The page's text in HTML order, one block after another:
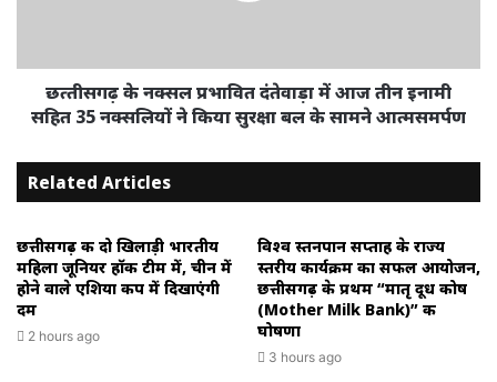
छत्‍तीसगढ़ के नक्‍सल प्रभावित दंतेवाड़ा में आज तीन इनामी
सहित 35 नक्‍सलियों ने किया सुरक्षा बल के सामने आत्‍मसमर्पण
Related Articles
छत्तीसगढ़ की दो खिलाड़ी भारतीय
महिला जूनियर हॉकी टीम में, चीन में
होने वाले एशिया कप में दिखाएंगी
दम
2 hours ago
विश्व स्तनपान सप्ताह के राज्य
स्तरीय कार्यक्रम का सफल आयोजन,
छत्तीसगढ़ के प्रथम “मातृ दूध कोष
(Mother Milk Bank)” की
घोषणा
3 hours ago